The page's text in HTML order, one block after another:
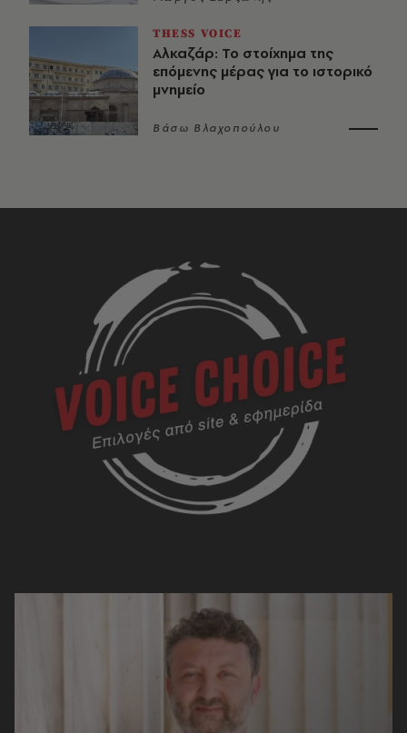
THESS VOICE
Αλκαζάρ: Το στοίχημα της
επόμενης μέρας για το ιστορικό
μνημείο
Βάσω Βλαχοπούλου